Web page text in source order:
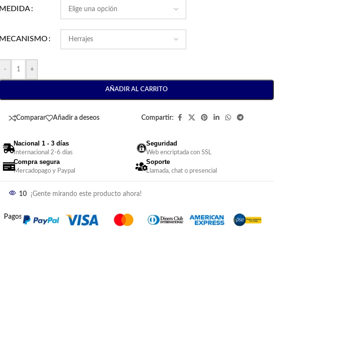
MEDIDA
MECANISMO
- +
AÑADIR AL CARRITO
Comparar Añadir a deseos Compartir:
Nacional 1 - 3 días
Internacional 2-6 días
Seguridad
Web encriptada con SSL
Compra segura
Mercadopago y Paypal
Soporte
Llamada, chat o presencial
10 ¡Gente mirando este producto ahora!
Pagos: